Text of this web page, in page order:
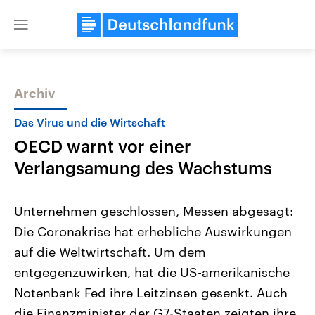
Close
Themen
Landtagswahl Sachsen-Anhalt
2026
Alle Informationen
Sachsen-Anhalt wählt am 6.
September 2026 einen neuen
Landtag. Seit 2021 wird das
Bundesland von einer Koalition aus
Aktuelle Beiträge,
Hintergründe
Wirtschaftlich und
gehören die Vereinigten
den mächtigsten Ländern
mit großem Einfluss auf
Archiv
Das Virus und die Wirtschaft
OECD warnt vor einer
Verlangsamung des Wachstums
Unternehmen geschlossen, Messen abgesagt:
Die Coronakrise hat erhebliche Auswirkungen
auf die Weltwirtschaft. Um dem
entgegenzuwirken, hat die US-amerikanische
Notenbank Fed ihre Leitzinsen gesenkt. Auch